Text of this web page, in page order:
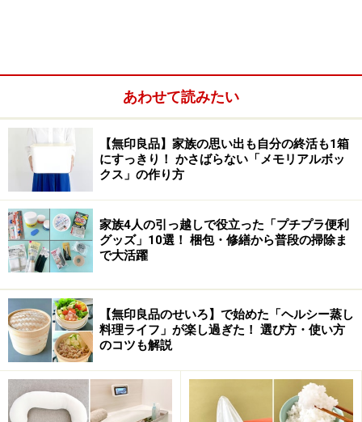
All About独自の調査によると、キッチンスポンジを買い
替える頻度は1か月～2か月が30%と一番多く、次に1週
間～1か月以内が28.2%という結果になりました。食洗機
の有無でも違いが出てくるとは思いますが、ヘタりが出
て使いづらくなる頃に買い替える人が多いようです。
つい「まだ使えるからもったいない」と思いがちです
怖くなりますね。そこで私は、数年前から“
毎週日曜日に
キッチンスポンジを替える ”ことをルーティンにしていま
す。
あわせて読みたい
【無印良品】家族の思い出も自分の終活も1箱
にすっきり！ かさばらない「メモリアルボッ
クス」の作り方
家族4人の引っ越しで役立った「プチプラ便利
グッズ」10選！ 梱包・修繕から普段の掃除ま
で大活躍
【無印良品のせいろ】で始めた「ヘルシー蒸し
料理ライフ」が楽し過ぎた！ 選び方・使い方
のコツも解説